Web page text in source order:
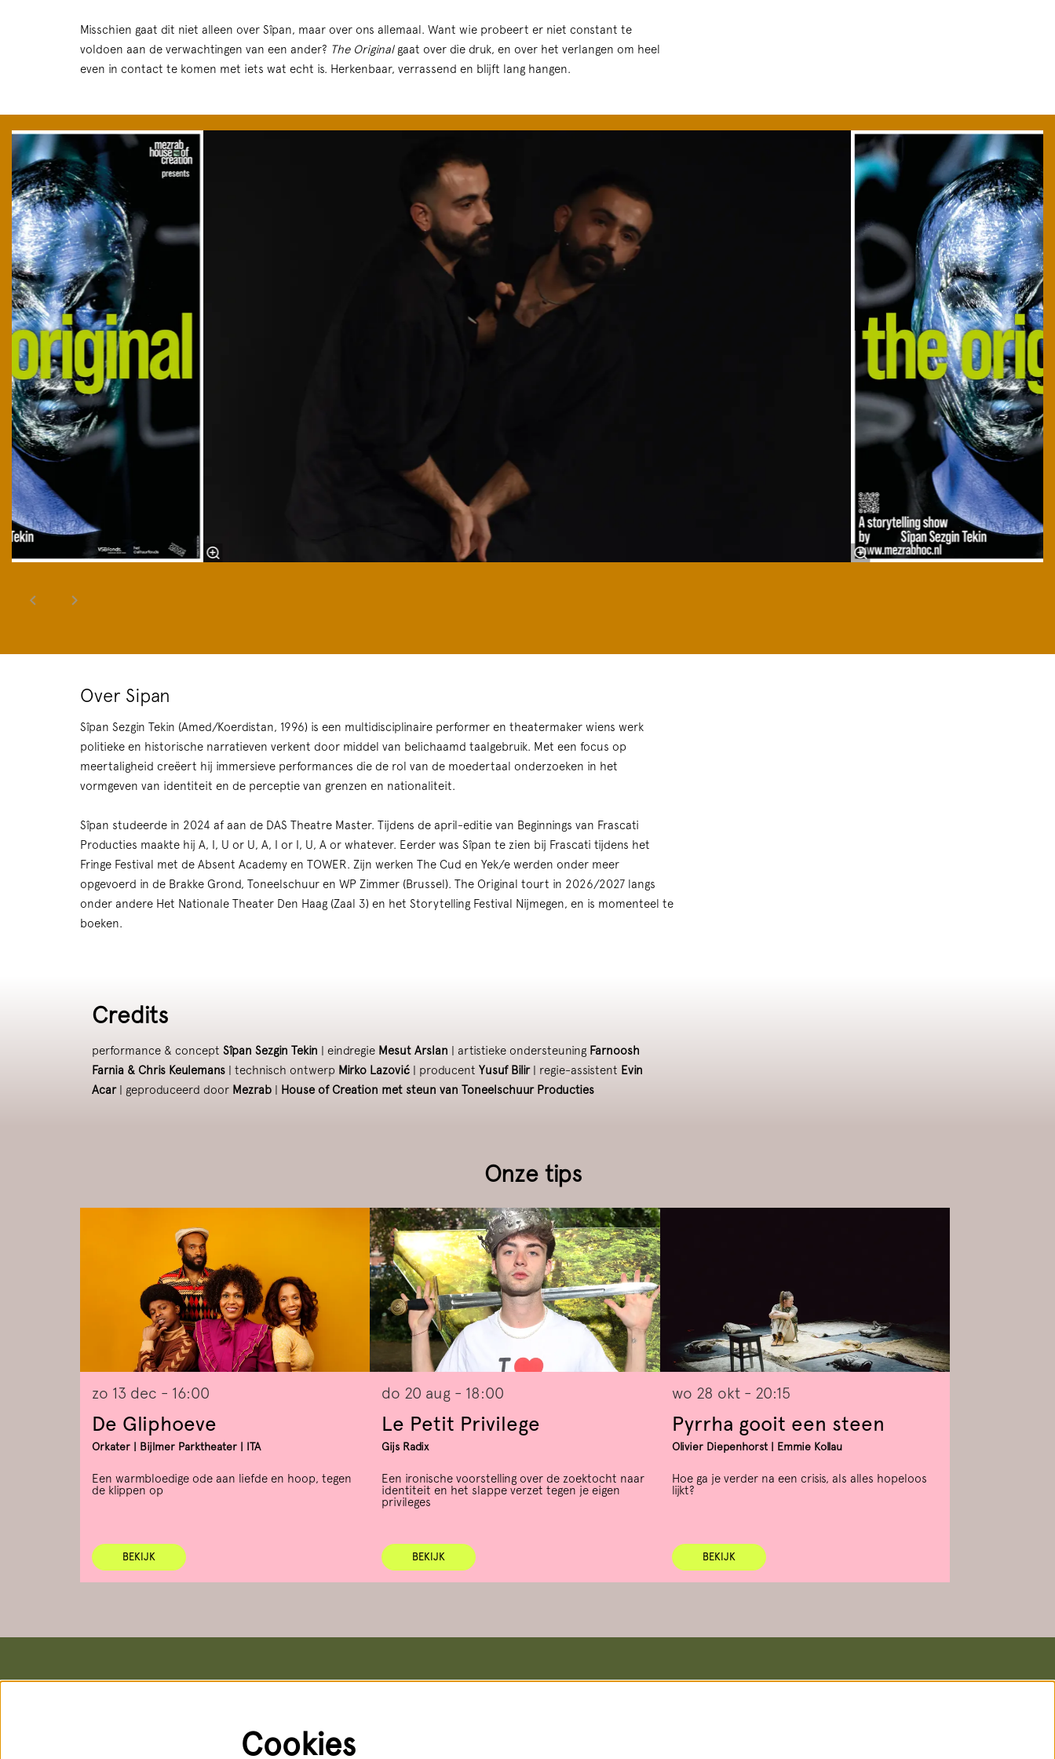
Misschien gaat dit niet alleen over Sîpan, maar over ons allemaal. Want wie probeert er niet constant te
voldoen aan de verwachtingen van een ander? The Original gaat over die druk, en over het verlangen om heel
even in contact te komen met iets wat echt is. Herkenbaar, verrassend en blijft lang hangen.
Overslaan
Over Sipan
Sîpan Sezgin Tekin (Amed/Koerdistan, 1996) is een multidisciplinaire performer en theatermaker wiens werk
politieke en historische narratieven verkent door middel van belichaamd taalgebruik. Met een focus op
meertaligheid creëert hij immersieve performances die de rol van de moedertaal onderzoeken in het
vormgeven van identiteit en de perceptie van grenzen en nationaliteit.
Sîpan studeerde in 2024 af aan de DAS Theatre Master. Tijdens de april-editie van Beginnings van Frascati
Producties maakte hij A, I, U or U, A, I or I, U, A or whatever. Eerder was Sîpan te zien bij Frascati tijdens het
Fringe Festival met de Absent Academy en TOWER. Zijn werken The Cud en Yek/e werden onder meer
opgevoerd in de Brakke Grond, Toneelschuur en WP Zimmer (Brussel). The Original tourt in 2026/2027 langs
onder andere Het Nationale Theater Den Haag (Zaal 3) en het Storytelling Festival Nijmegen, en is momenteel te
boeken.
Credits
performance & concept Sîpan Sezgin Tekin | eindregie Mesut Arslan | artistieke ondersteuning Farnoosh
Farnia & Chris Keulemans | technisch ontwerp Mirko Lazović | producent Yusuf Bilir| regie-assistent Evin
Acar| geproduceerd door Mezrab | House of Creation met steun van Toneelschuur Producties
Onze tips
De Gliphoeve
Orkater | Bijlmer Parktheater | ITA
Een warmbloedige ode aan liefde en hoop, tegen
de klippen op
zo 13 dec - 16:00
BEKIJK
Le Petit Privilege
Gijs Radix
Een ironische voorstelling over de zoektocht naar
identiteit en het slappe verzet tegen je eigen
privileges
do 20 aug - 18:00
BEKIJK
Pyrrha gooit een steen
Olivier Diepenhorst | Emmie Kollau
Hoe ga je verder na een crisis, als alles hopeloos
lijkt?
wo 28 okt - 20:15
BEKIJK
Geopend: di t/m vr 14:00 - 18:00 uur
088 356 53 56
Cookies